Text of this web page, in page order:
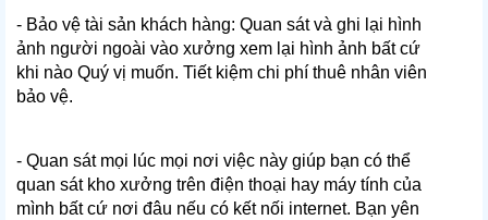
- Bảo vệ tài sản khách hàng: Quan sát và ghi lại hình
ảnh người ngoài vào xưởng xem lại hình ảnh bất cứ
khi nào Quý vị muốn. Tiết kiệm chi phí thuê nhân viên
bảo vệ.
- Quan sát mọi lúc mọi nơi việc này giúp bạn có thể
quan sát kho xưởng trên điện thoại hay máy tính của
mình bất cứ nơi đâu nếu có kết nối internet. Bạn yên